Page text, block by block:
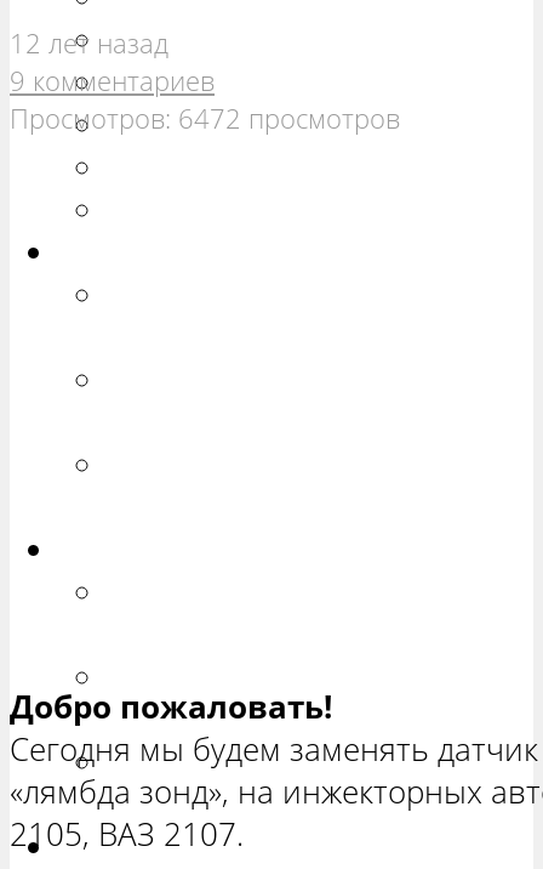
РЕМОНТ ВАЗ 2111
РЕМОНТ ВАЗ 2112
РЕМОНТ ВАЗ 2113
УНИВЕРСАЛ»
РЕМОНТ ВАЗ 2172 «ПРИОРА
ХЕТЧБЭК»
Нива
12 лет назад
9 комментариев
Просмотров: 6472 просмотров
Добро пожаловать!
Сегодня мы будем заменять
«лямбда зонд», на инжекторных
2105, ВАЗ 2107.